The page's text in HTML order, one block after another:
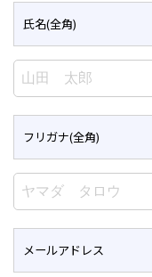
氏名(全角)
フリガナ(全角)
メールアドレス